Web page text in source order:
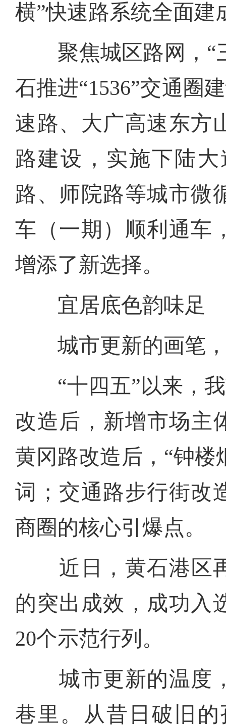
横”快速路系统全面建
聚焦城区路网，“三
石推进“1536”交通圈
速路、大广高速东方
路建设，实施下陆
路、师院路等城市微
车（一期）顺利通车
增添了新选择。
宜居底色韵味足
城市更新的画笔，
“十四五”以来，我
改造后，新增市场主
黄冈路改造后，“钟楼
词；交通路步行街改
商圈的核心引爆点。
近日，黄石港区再
的突出成效，成功入
20个示范行列。
城市更新的温度，
巷里。从昔日破旧